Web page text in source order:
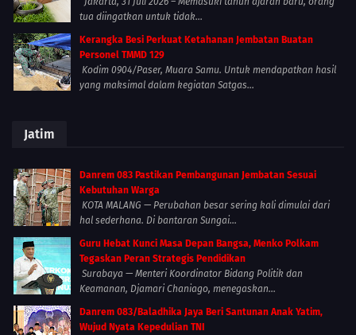
tua diingatkan untuk tidak...
Kerangka Besi Perkuat Ketahanan Jembatan Buatan
Personel TMMD 129
Kodim 0904/Paser, Muara Samu. Untuk mendapatkan hasil
yang maksimal dalam kegiatan Satgas...
Jatim
Danrem 083 Pastikan Pembangunan Jembatan Sesuai
Kebutuhan Warga
KOTA MALANG — Perubahan besar sering kali dimulai dari
hal sederhana. Di bantaran Sungai...
Guru Hebat Kunci Masa Depan Bangsa, Menko Polkam
Tegaskan Peran Strategis Pendidikan
Surabaya — Menteri Koordinator Bidang Politik dan
Keamanan, Djamari Chaniago, menegaskan...
Danrem 083/Baladhika Jaya Beri Santunan Anak Yatim,
Wujud Nyata Kepedulian TNI